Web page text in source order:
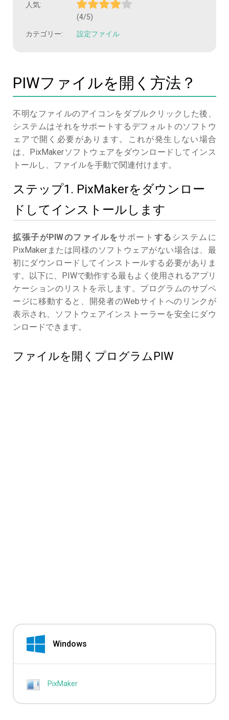
人気:
(4/5)
カテゴリー: 設定ファイル
PIWファイルを開く方法？
不明なファイルのアイコンをダブルクリックした後、
システムはそれをサポートするデフォルトのソフトウ
ェアで開く必要があります。これが発生しない場合
は、PixMakerソフトウェアをダウンロードしてインス
トールし、ファイルを手動で関連付けます。
ステップ1. PixMakerをダウンロー
ドしてインストールします
拡張子がPIWのファイルをサポート する システムに
PixMakerまたは同様のソフトウェアがない場合は、最
初にダウンロードしてインストールする必要がありま
す。以下に、PIWで動作する最もよく使用されるアプリ
ケーションのリストを示します。プログラムのサブペ
ージに移動すると、開発者のWebサイトへのリンクが
表示され、ソフトウェアインストーラーを安全にダウ
ンロードできます。
ファイルを開くプログラムPIW
Windows
PixMaker